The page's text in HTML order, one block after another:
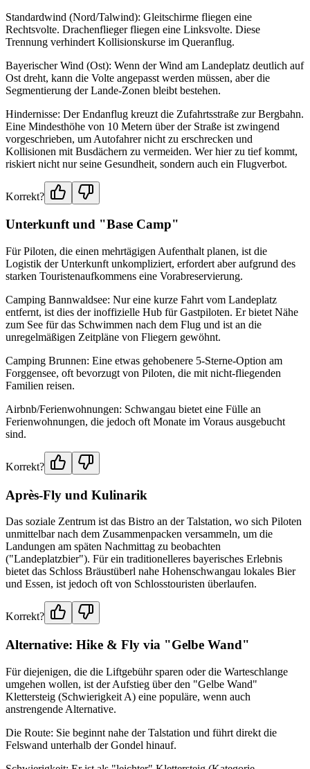
Standardwind (Nord/Talwind): Gleitschirme fliegen eine
Rechtsvolte. Drachenflieger fliegen eine Linksvolte. Diese
Trennung verhindert Kollisionskurse im Queranflug.
Bayerischer Wind (Ost): Wenn der Wind am Landeplatz deutlich auf
Ost dreht, kann die Volte angepasst werden müssen, aber die
Segmentierung der Lande-Zonen bleibt bestehen.
Hindernisse: Der Endanflug kreuzt die Zufahrtsstraße zur Bergbahn.
Eine Mindesthöhe von 10 Metern über der Straße ist zwingend
vorgeschrieben, um Autofahrer nicht zu erschrecken und
Kollisionen mit Busdächern zu vermeiden. Wer hier zu tief kommt,
riskiert nicht nur seine Gesundheit, sondern auch ein Flugverbot.
Korrekt?
Unterkunft und "Base Camp"
Für Piloten, die einen mehrtägigen Aufenthalt planen, ist die
Logistik der Unterkunft unkompliziert, erfordert aber aufgrund des
starken Touristenaufkommens eine Vorabreservierung.
Camping Bannwaldsee: Nur eine kurze Fahrt vom Landeplatz
entfernt, ist dies der inoffizielle Hub für Gastpiloten. Er bietet Nähe
zum See für das Schwimmen nach dem Flug und ist an die
unregelmäßigen Zeitpläne von Fliegern gewöhnt.
Camping Brunnen: Eine etwas gehobenere 5-Sterne-Option am
Forggensee, oft bevorzugt von Piloten, die mit nicht-fliegenden
Familien reisen.
Airbnb/Ferienwohnungen: Schwangau bietet eine Fülle an
Ferienwohnungen, die jedoch oft Monate im Voraus ausgebucht
sind.
Korrekt?
Après-Fly und Kulinarik
Das soziale Zentrum ist das Bistro an der Talstation, wo sich Piloten
unmittelbar nach dem Zusammenpacken versammeln, um die
Landungen am späten Nachmittag zu beobachten
("Landeplatzbier"). Für ein traditionelleres bayerisches Erlebnis
bietet das Schloss Bräustüberl nahe Hohenschwangau lokales Bier
und Essen, ist jedoch oft von Schlosstouristen überlaufen.
Korrekt?
Alternative: Hike & Fly via "Gelbe Wand"
Für diejenigen, die die Liftgebühr sparen oder die Warteschlange
umgehen wollen, ist der Aufstieg über den "Gelbe Wand"
Klettersteig (Schwierigkeit A) eine populäre, wenn auch
anstrengende Alternative.
Die Route: Sie beginnt nahe der Talstation und führt direkt die
Felswand unterhalb der Gondel hinauf.